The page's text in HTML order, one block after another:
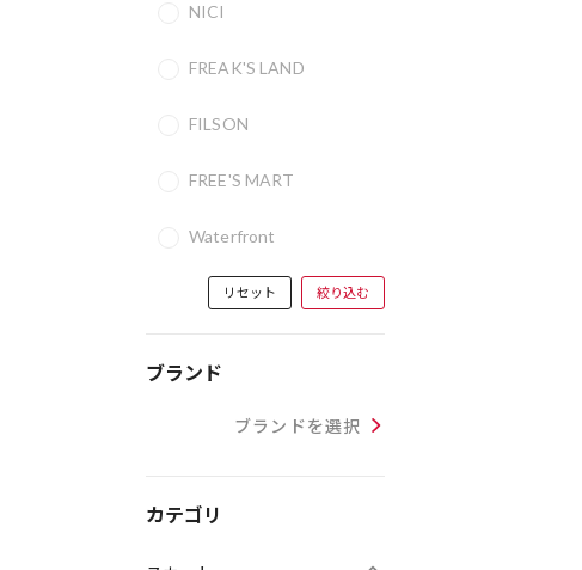
NICI
FREAK'S LAND
FILSON
FREE'S MART
Waterfront
リセット 絞り込む
ブランド
ブランドを選択
カテゴリ